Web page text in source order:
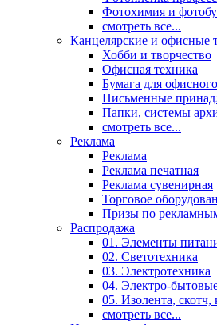
Фотохимия и
смотреть все...
Канцелярские и офисные
Хобби и творчество
Офисная техника
Бумага для
Письменные
Папки, системы
смотреть все...
Реклама
Реклама
Реклама печатная
Реклама сувенирная
Торговое
Призы по
Распродажа
01. Элементы
02. Светотехника
03. Электротехника
04. Электро-
05. Изолента, скотч,
смотреть все...